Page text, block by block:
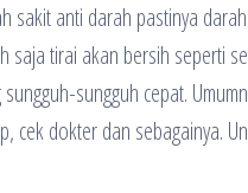
sakit anti darah pastinya
saja tirai akan bersih seperti
sungguh cepat.
cek dokter dan sebagainya.